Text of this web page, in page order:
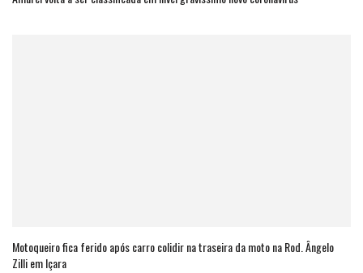
Motoqueiro fica ferido após carro colidir na traseira da moto na Rod. Ângelo
Zilli em Içara